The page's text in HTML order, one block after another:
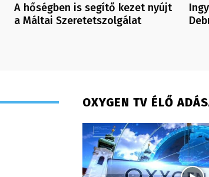
A hőségben is segítő kezet nyújt
a Máltai Szeretetszolgálat
OXYGEN TV ÉLŐ